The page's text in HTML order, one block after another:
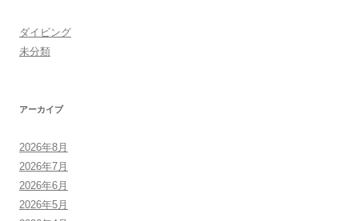
ダイビング
未分類
アーカイブ
2026年8月
2026年7月
2026年6月
2026年5月